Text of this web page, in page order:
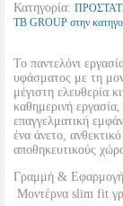
Κατηγορία:
TB GROUP στην
Το παντελόνι
υφάσματος με τη
μέγιστη ελευθερία
καθημερινή
επαγγελματική
ένα άνετο,
αποθηκευτικούς
Γραμμή & Εφαρμογή
 Μοντέρνα slim fit